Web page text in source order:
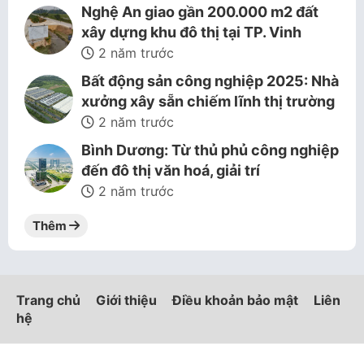
Nghệ An giao gần 200.000 m2 đất
xây dựng khu đô thị tại TP. Vinh
2 năm trước
Bất động sản công nghiệp 2025: Nhà
xưởng xây sẵn chiếm lĩnh thị trường
2 năm trước
Bình Dương: Từ thủ phủ công nghiệp
đến đô thị văn hoá, giải trí
2 năm trước
Thêm
Trang chủ Giới thiệu Điều khoản bảo mật
Liên
hệ